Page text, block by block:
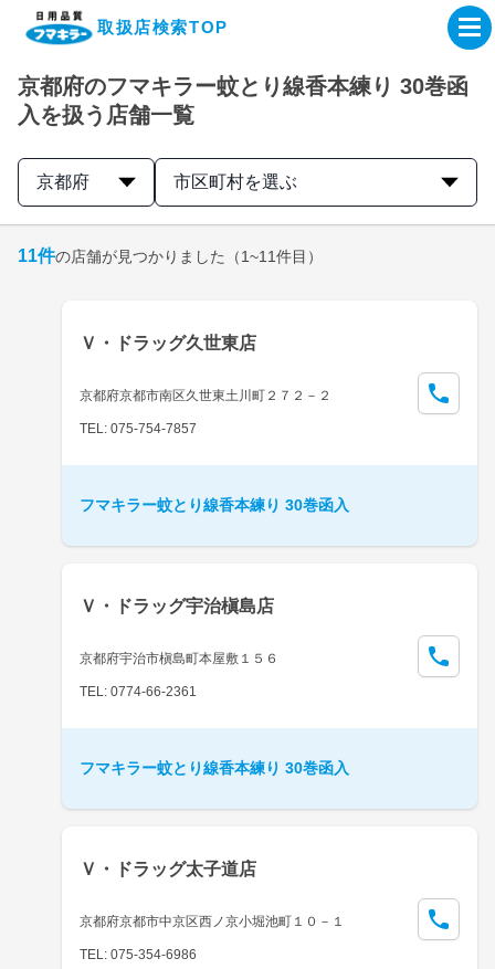
取扱店検索TOP
企業・IR情報サイト
製品情報サイト
取扱店検索はこちら
京都府のフマキラー蚊とり線香本練り 30巻函
入を扱う店舗一覧
京都府 市区町村を選ぶ
11件の店舗が見つかりました （1~11件目）
Ｖ・ドラッグ久世東店
京都府京都市南区久世東土川町２７２－２
TEL: 075-754-7857
フマキラー蚊とり線香本練り 30巻函入
Ｖ・ドラッグ宇治槇島店
京都府宇治市槇島町本屋敷１５６
TEL: 0774-66-2361
フマキラー蚊とり線香本練り 30巻函入
Ｖ・ドラッグ太子道店
京都府京都市中京区西ノ京小堀池町１０－１
TEL: 075-354-6986